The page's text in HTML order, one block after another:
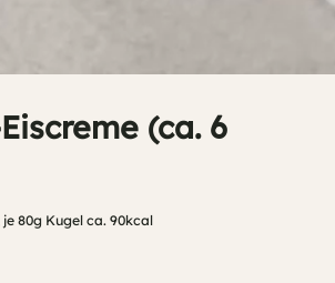
(ca. 6
80g Kugel ca. 90kcal